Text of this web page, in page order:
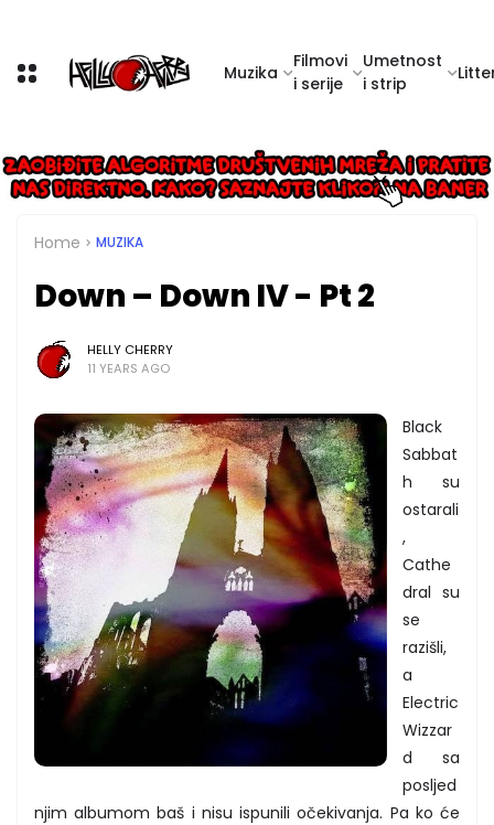
Muzika
Filmovi
i serije
Umetnost
i strip
Home MUZIKA
Down – Down IV - Pt 2
HELLY CHERRY
11 YEARS AGO
Black
Sabbat
h su
ostarali
,
Cathe
dral su
se
razišli,
a
Electric
Wizzar
d sa
posljed
njim albumom baš i nisu ispunili očekivanja. Pa ko će